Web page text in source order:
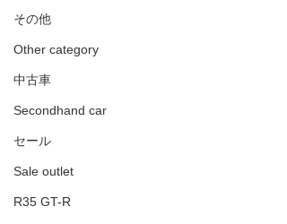
その他
Other category
中古車
Secondhand car
セール
Sale outlet
R35 GT-R